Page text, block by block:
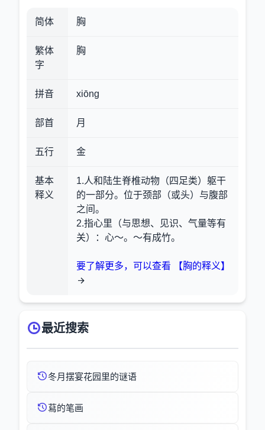
简体 胸
繁体
字
胸
拼音 xiōng
部首 月
五行 金
基本
释义
1.人和陆生脊椎动物（四足类）躯干
的一部分。位于颈部（或头）与腹部
之间。
2.指心里（与思想、见识、气量等有
关）
：心～。～有成竹。
要了解更多，可以查看 【胸的释义】
最近搜索
冬月摆宴花园里的谜语
蕮的笔画